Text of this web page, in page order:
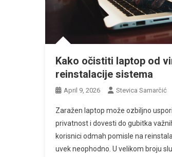
Kako očistiti laptop od
reinstalacije sistema
April 9, 2026 Stevica Samarčić
Zaražen laptop može ozbiljno
privatnost i dovesti do gubitka
korisnici odmah pomisle na
uvek neophodno. U velikom broju